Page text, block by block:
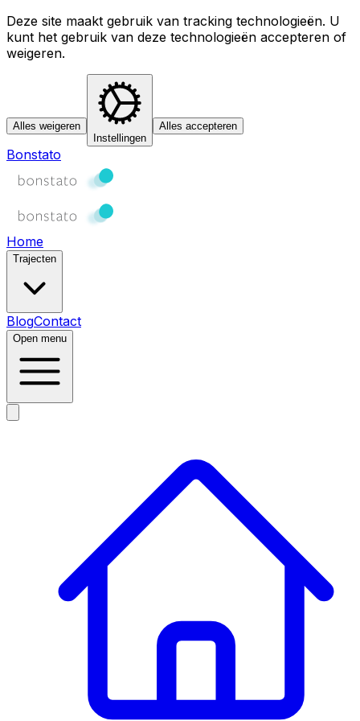
Deze site maakt gebruik van tracking technologieën. U
kunt het gebruik van deze technologieën accepteren of
weigeren.
Alles weigeren
Instellingen
Alles accepteren
Bonstato
Home
Trajecten
BlogContact
Open menu